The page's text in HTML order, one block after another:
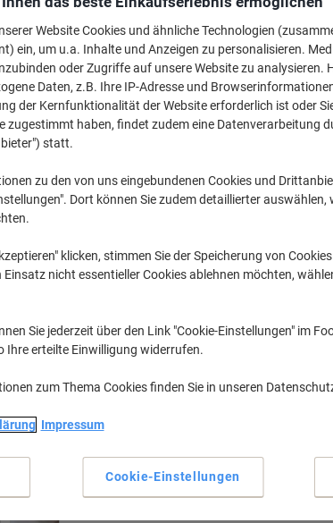
Mehr Kaufen, Mehr Sparen
CHF6.15 pro
Ab 3
CHF6.65 inkl. MwSt
CHF0.19 / m exkl. MwSt
Menge exkl. MwSt
3+Stück CHF6.15
Menge
Leise abrollbar
Mit Hand einreißbar
Website Cookies und ähnliche Technologien
ein, um u.a. Inhalte und Anzeigen zu personalisieren.
oder Zugriffe auf unsere Website zu analysieren.
Daten, z.B. Ihre IP-Adresse und
der Kernfunktionalität der Website erforderlich ist oder
zugestimmt haben, findet zudem eine Datenverarbeitung
statt.
zu den von uns eingebundenen Cookies und
Dort können Sie zudem detaillierter auswählen,
klicken, stimmen Sie der Speicherung von
Einsatz nicht essentieller Cookies ablehnen möchten,
Sie jederzeit über den Link "Cookie-Einstellungen" im
Ihre erteilte Einwilligung widerrufen.
zum Thema Cookies finden Sie in unseren
Impressum
Cookie-Einstellungen